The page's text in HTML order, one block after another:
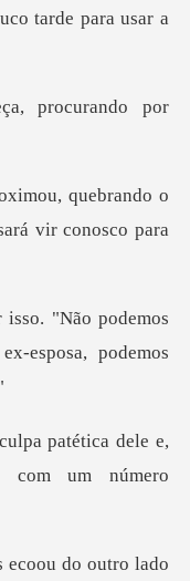
procurando por
ando o
podemos
esp
a patética dele e,
ecoou do outro lado